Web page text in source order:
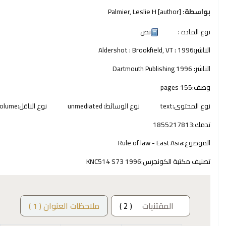
بواسطة: Palmier, Leslie H[author]
نوع المادة :
نص
الناشر:
Aldershot :Brookfield, VT :1996
الناشر:
Dartmouth Publishing1996
وصف:155 pages
نوع المحتوى:text نوع الوسائط:unmediated نوع الناقل:
تدمك:1855217813
الموضوع:Rule of law - East Asia
تصنيف مكتبة الكونجرس:KNC514 S73 1996
المقتنيات ( 2 ) ملاحظات العنوان ( 1 )